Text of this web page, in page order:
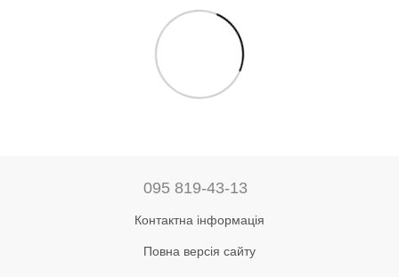
095 819-43-13
Контактна інформація
Повна версія сайту